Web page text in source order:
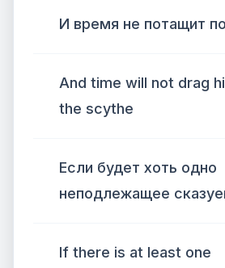
И время не потащит
And time will not drag
the scythe
Если будет хоть одно
неподлежащее
If there is at least one